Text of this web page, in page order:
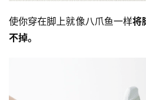
使你穿在脚上就像八爪鱼一样将
不掉。